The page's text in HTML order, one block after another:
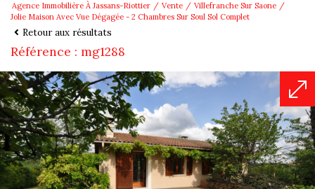
Agence Immobilière À Jassans-Riottier Vente
Villefranche Sur Saone
Jolie Maison Avec Vue Dégagée - 2 Chambres Sur Soul Sol Complet
Retour aux résultats
Référence : mg1288